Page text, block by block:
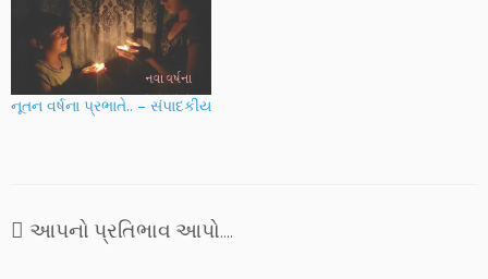
નૂતન વર્ષના પ્રભાતે.. – સંપાદકીય
આપનો પ્રતિભાવ આપો....